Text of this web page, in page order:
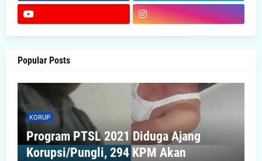
Popular Posts
KORUP
Program PTSL 2021 Diduga Ajang
Korupsi/Pungli, 294 KPM Akan